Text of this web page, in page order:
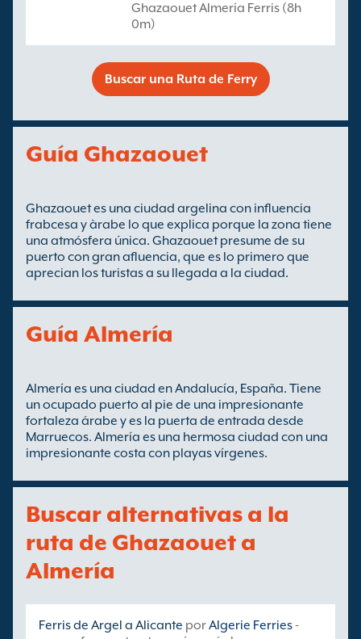
Ghazaouet Almería Ferris (8h
0m)
Buscar una Ruta de Ferry
Guía Ghazaouet
Ghazaouet es una ciudad argelina con influencia
frabcesa y àrabe lo que explica porque la zona tiene
una atmósfera única. Ghazaouet presume de su
puerto con gran afluencia, que es lo primero que
aprecian los turistas a su llegada a la ciudad.
Guía Almería
Almería es una ciudad en Andalucía, España. Tiene
un ocupado puerto al pie de una impresionante
fortaleza árabe y es la puerta de entrada desde
Marruecos. Almería es una hermosa ciudad con una
impresionante costa con playas vírgenes.
Buscar alternativas a la
ruta de Ghazaouet a
Almería
Ferris de Argel a Alicante porAlgerie Ferries-